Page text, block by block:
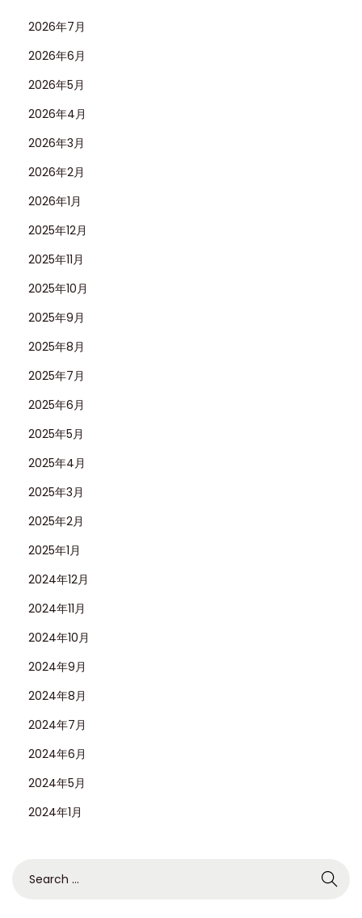
2026年7月
2026年6月
2026年5月
2026年4月
2026年3月
2026年2月
2026年1月
2025年12月
2025年11月
2025年10月
2025年9月
2025年8月
2025年7月
2025年6月
2025年5月
2025年4月
2025年3月
2025年2月
2025年1月
2024年12月
2024年11月
2024年10月
2024年9月
2024年8月
2024年7月
2024年6月
2024年5月
2024年1月